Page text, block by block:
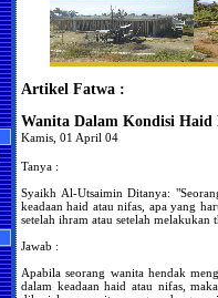
Artikel Fatwa :
Wanita Dalam Kondisi Haid
Kamis, 01 April 04
Tanya :
Syaikh Al-Utsaimin Ditanya:
keadaan haid atau nifas, apa yang
setelah ihram atau setelah melakukan
Jawab :
Apabila seorang wanita hendak
dalam keadaan haid atau nifas,